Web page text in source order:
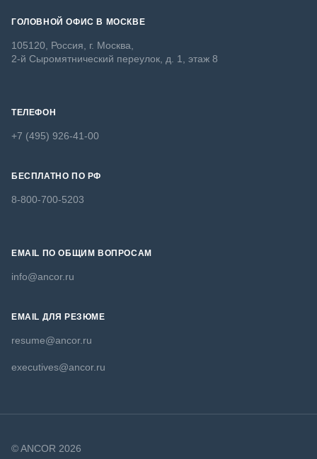
ГОЛОВНОЙ ОФИС В МОСКВЕ
105120, Россия, г. Москва,
2-й Сыромятнический переулок, д. 1, этаж 8
ТЕЛЕФОН
+7 (495) 926-41-00
БЕСПЛАТНО ПО РФ
8-800-700-5203
EMAIL ПО ОБЩИМ ВОПРОСАМ
info@ancor.ru
EMAIL ДЛЯ РЕЗЮМЕ
resume@ancor.ru
executives@ancor.ru
© ANCOR 2026